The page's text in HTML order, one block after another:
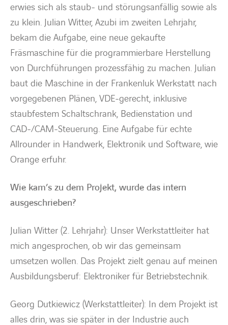
erwies sich als staub- und störungsanfällig sowie als
zu klein. Julian Witter, Azubi im zweiten Lehrjahr,
bekam die Aufgabe, eine neue gekaufte
Fräsmaschine für die programmierbare Herstellung
von Durchführungen prozessfähig zu machen. Julian
baut die Maschine in der Frankenluk Werkstatt nach
vorgegebenen Plänen, VDE-gerecht, inklusive
staubfestem Schaltschrank, Bedienstation und
CAD-/CAM-Steuerung. Eine Aufgabe für echte
Allrounder in Handwerk, Elektronik und Software, wie
Orange erfuhr.
Wie kam’s zu dem Projekt, wurde das intern
ausgeschrieben?
Julian Witter (2. Lehrjahr): Unser Werkstattleiter hat
mich angesprochen, ob wir das gemeinsam
umsetzen wollen. Das Projekt zielt genau auf meinen
Ausbildungsberuf: Elektroniker für Betriebstechnik.
Georg Dutkiewicz (Werkstattleiter): In dem Projekt ist
alles drin, was sie später in der Industrie auch